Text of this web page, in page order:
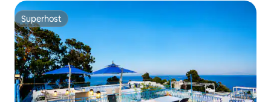
Superhost
Superhost